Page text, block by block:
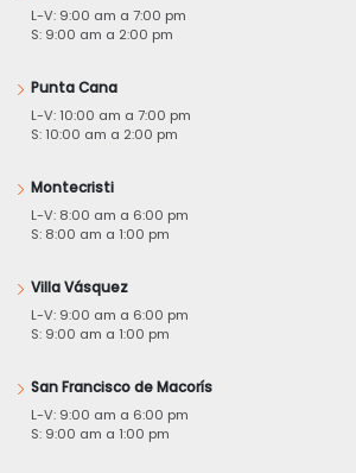
L-V: 9:00 am a 7:00 pm
S: 9:00 am a 2:00 pm
Punta Cana
L-V: 10:00 am a 7:00 pm
S: 10:00 am a 2:00 pm
Montecristi
L-V: 8:00 am a 6:00 pm
S: 8:00 am a 1:00 pm
Villa Vásquez
L-V: 9:00 am a 6:00 pm
S: 9:00 am a 1:00 pm
San Francisco de Macorís
L-V: 9:00 am a 6:00 pm
S: 9:00 am a 1:00 pm